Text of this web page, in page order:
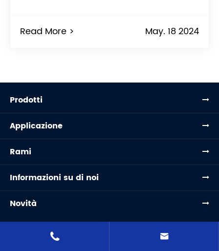
Read More > May. 18 2024
Prodotti
Applicazione
Rami
Informazioni su di noi
Novità
 